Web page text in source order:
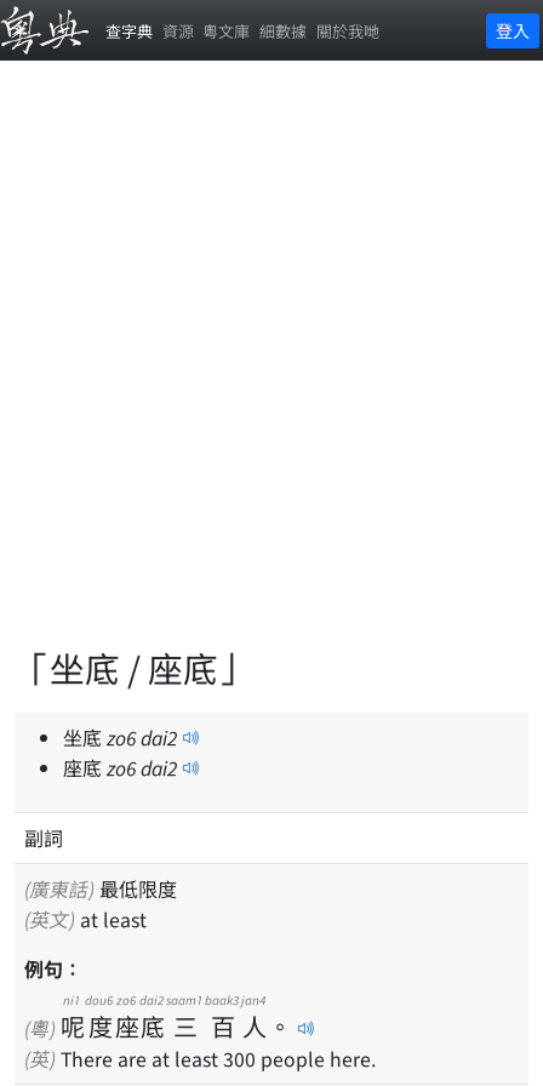
查字典 資源 粵文庫 細數據 關於我哋 登入
「坐底 / 座底」
坐底zo6dai2
座底zo6dai2
副詞
(廣東話) 最低限度
(英文) at least
例句：
(粵) 呢
ni1
度
dou6
座
zo6
底
dai2
三
saam1
百
baak3
人
jan4
。
(英) There are at least 300 people here.